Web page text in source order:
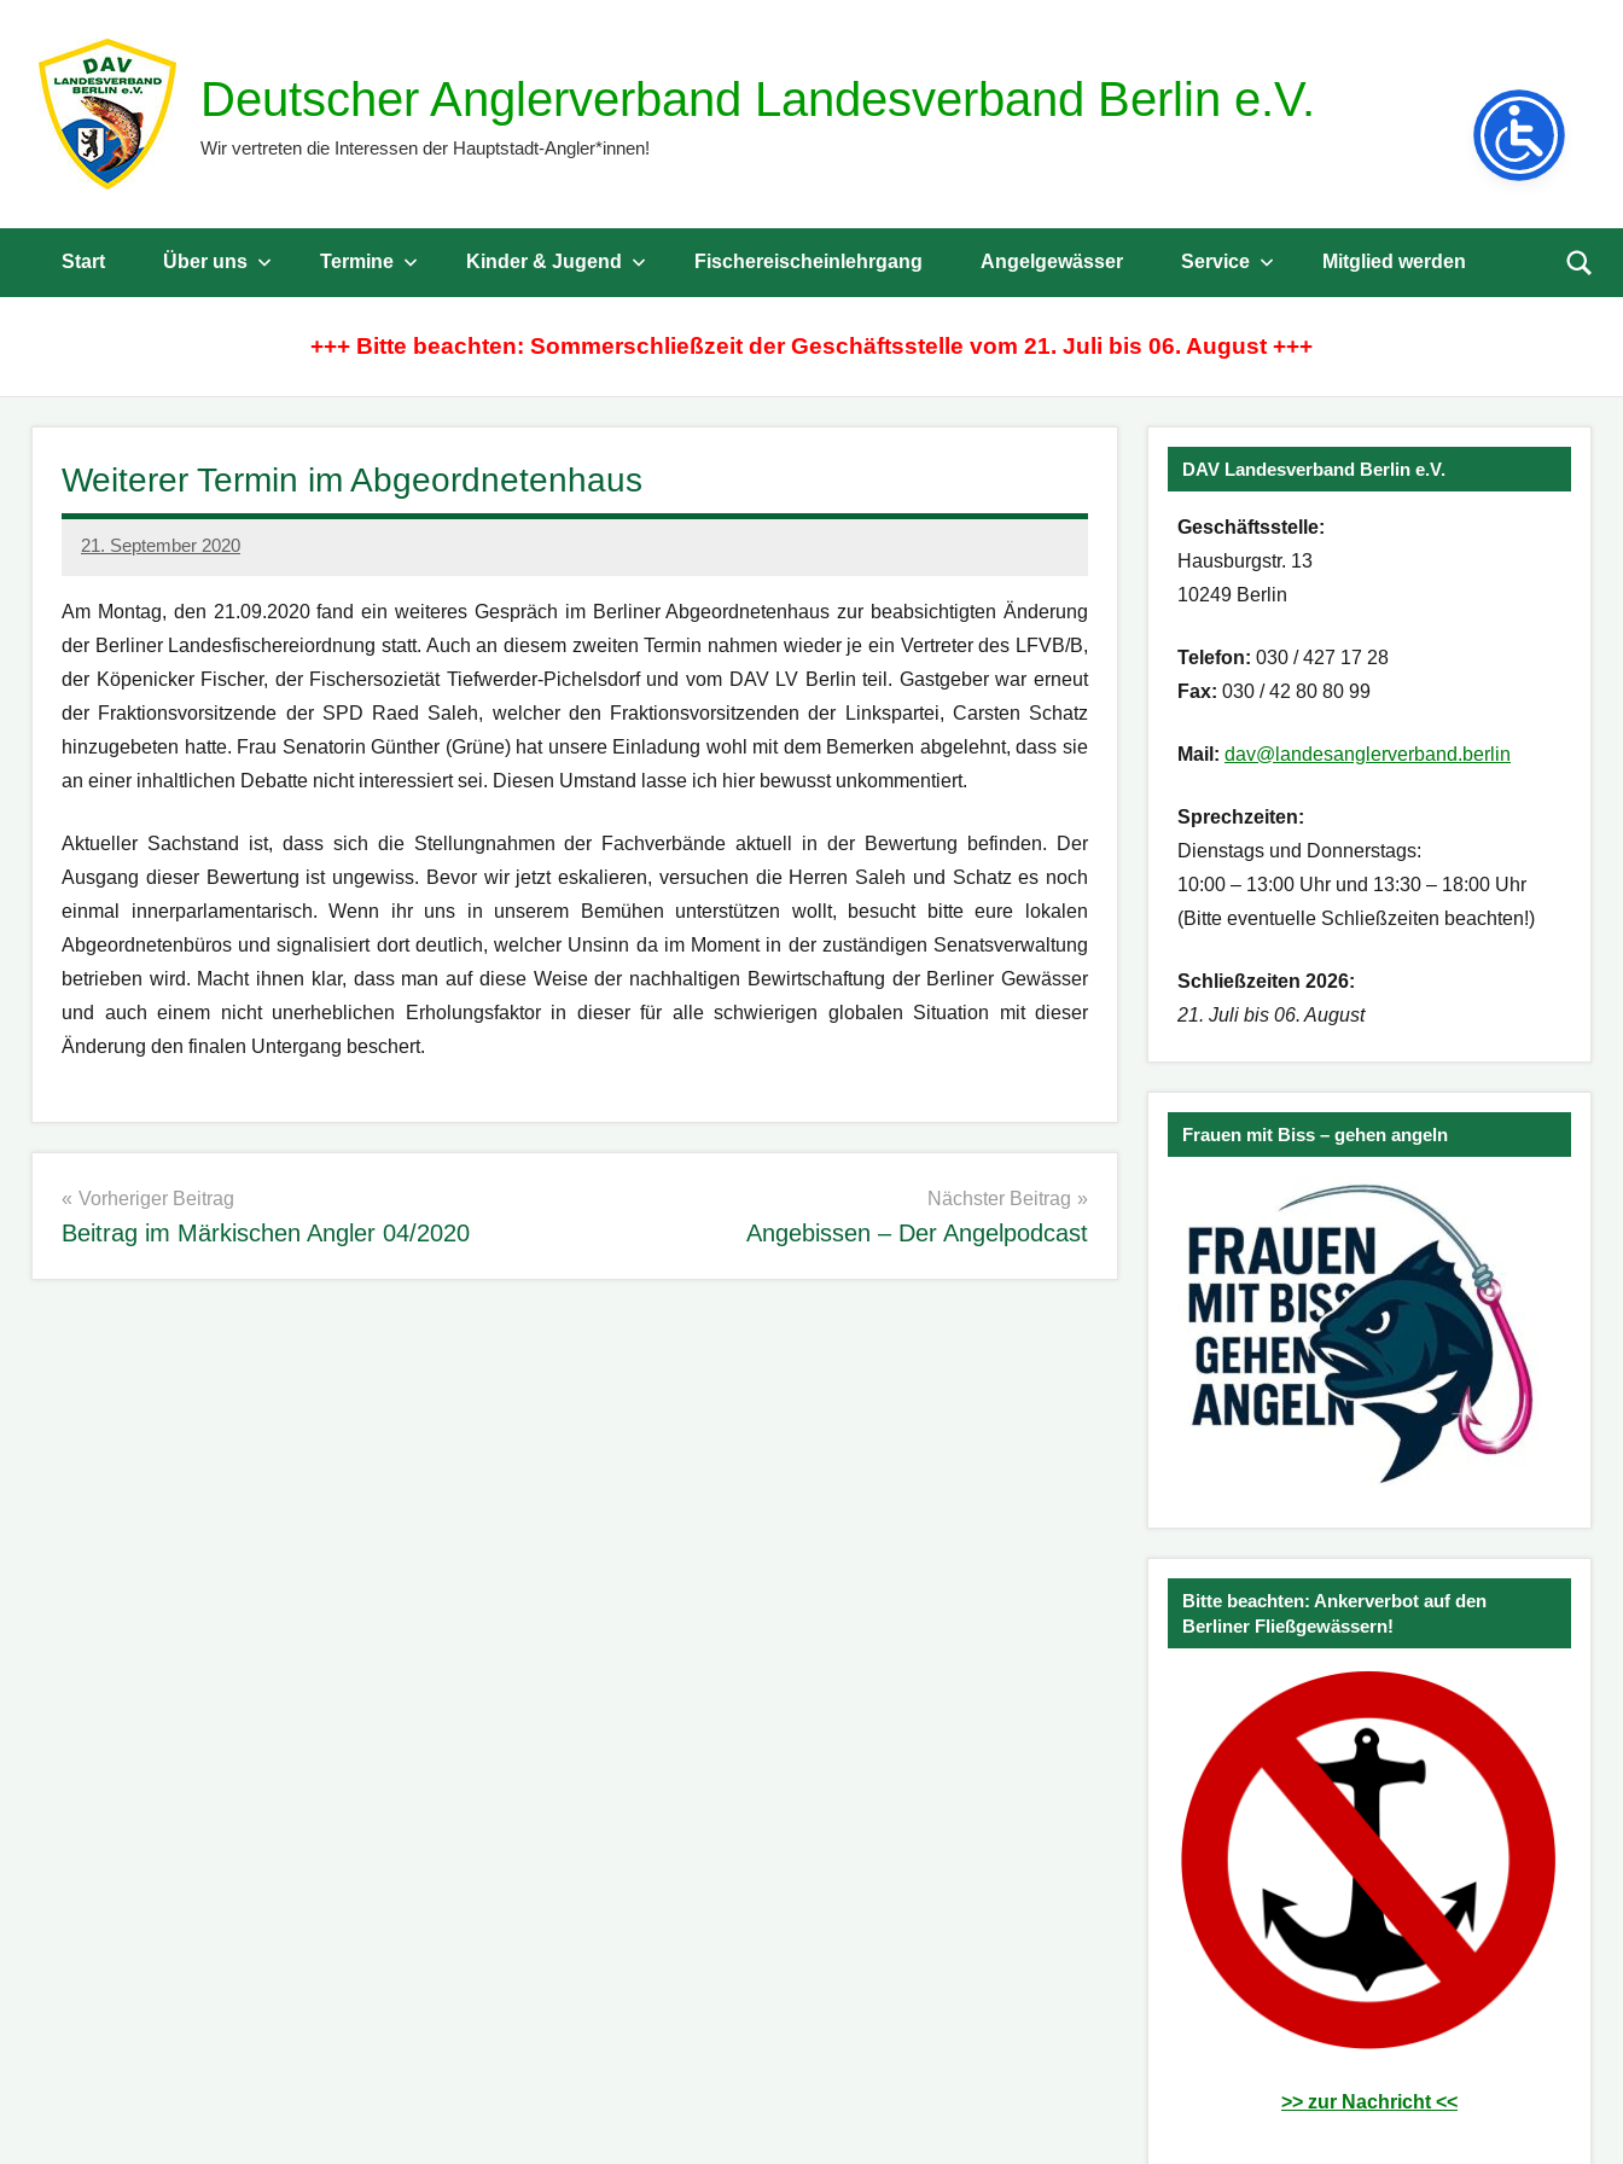
springen
Deutscher Anglerverband Landesverband Berlin e.V.
Wir vertreten die Interessen der Hauptstadt-Angler*innen!
Start Über uns Termine Kinder & Jugend Fischereischeinlehrgang Angelgewässer Service Mitglied werden
+++ Bitte beachten: Sommerschließzeit der Geschäftsstelle vom 21. Juli bis 06. August +++
Weiterer Termin im Abgeordnetenhaus
21. September 2020
admin
Am Montag, den 21.09.2020 fand ein weiteres Gespräch im Berliner Abgeordnetenhaus zur beabsichtigten Änderung
der Berliner Landesfischereiordnung statt. Auch an diesem zweiten Termin nahmen wieder je ein Vertreter des LFVB/B,
der Köpenicker Fischer, der Fischersozietät Tiefwerder-Pichelsdorf und vom DAV LV Berlin teil. Gastgeber war erneut
der Fraktionsvorsitzende der SPD Raed Saleh, welcher den Fraktionsvorsitzenden der Linkspartei, Carsten Schatz
hinzugebeten hatte. Frau Senatorin Günther (Grüne) hat unsere Einladung wohl mit dem Bemerken abgelehnt, dass sie
an einer inhaltlichen Debatte nicht interessiert sei. Diesen Umstand lasse ich hier bewusst unkommentiert.
Aktueller Sachstand ist, dass sich die Stellungnahmen der Fachverbände aktuell in der Bewertung befinden. Der
Ausgang dieser Bewertung ist ungewiss. Bevor wir jetzt eskalieren, versuchen die Herren Saleh und Schatz es noch
einmal innerparlamentarisch. Wenn ihr uns in unserem Bemühen unterstützen wollt, besucht bitte eure lokalen
Abgeordnetenbüros und signalisiert dort deutlich, welcher Unsinn da im Moment in der zuständigen Senatsverwaltung
betrieben wird. Macht ihnen klar, dass man auf diese Weise der nachhaltigen Bewirtschaftung der Berliner Gewässer
und auch einem nicht unerheblichen Erholungsfaktor in dieser für alle schwierigen globalen Situation mit dieser
Änderung den finalen Untergang beschert.
Beitragsnavigation
Vorheriger Beitrag
Beitrag im Märkischen Angler 04/2020
Nächster Beitrag
Angebissen – Der Angelpodcast
DAV Landesverband Berlin e.V.
Geschäftsstelle:
Hausburgstr. 13
10249 Berlin
Telefon: 030 / 427 17 28
Fax: 030 / 42 80 80 99
Mail: dav@landesanglerverband.berlin
Sprechzeiten:
Dienstags und Donnerstags:
10:00 – 13:00 Uhr und 13:30 – 18:00 Uhr
(Bitte eventuelle Schließzeiten beachten!)
Schließzeiten 2026:
21. Juli bis 06. August
Frauen mit Biss – gehen angeln
Bitte beachten: Ankerverbot auf den
Berliner Fließgewässern!
>> zur Nachricht <<